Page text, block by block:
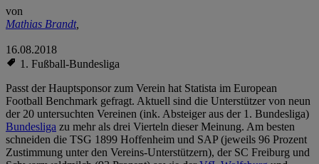
von
Mathias Brandt,
16.08.2018
1. Fußball-Bundesliga
Passt der Hauptsponsor zum Verein hat Statista im European
Football Benchmark gefragt. Aktuell sind die Unterstützer von neun
der 20 untersuchten Vereinen (ink. Absteiger aus der 1. Bundesliga)
Bundesliga zu mehr als drei Vierteln dieser Meinung. Am besten
schneiden die TSG 1899 Hoffenheim und SAP (jeweils 96 Prozent
Zustimmung unter den Vereins-Unterstützern), der SC Freiburg und